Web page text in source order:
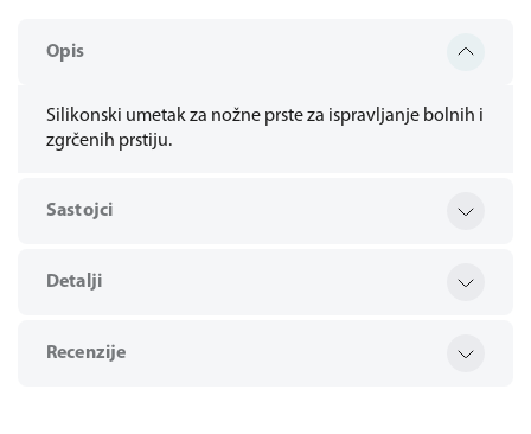
Opis
Silikonski umetak za nožne prste za ispravljanje bolnih i
zgrčenih prstiju.
Sastojci
Detalji
Recenzije